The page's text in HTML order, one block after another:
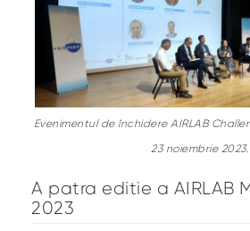
Evenimentul de închidere AIRLAB
23 noiembrie 2023.
A patra editie a AIRLAB
2023